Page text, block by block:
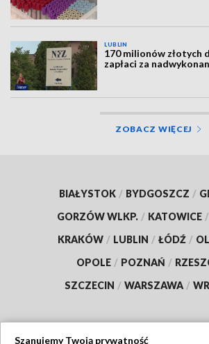
LUBLIN
170 milionów złotych
zapłaci za
ZOBACZ WIĘCEJ
BIAŁYSTOK / BYDGOSZCZ /
GORZÓW WLKP. / KATOWICE /
KRAKÓW / LUBLIN / ŁÓDŹ /
OPOLE / POZNAŃ /
SZCZECIN / WARSZAWA /
Szanujemy Twoją prywatność